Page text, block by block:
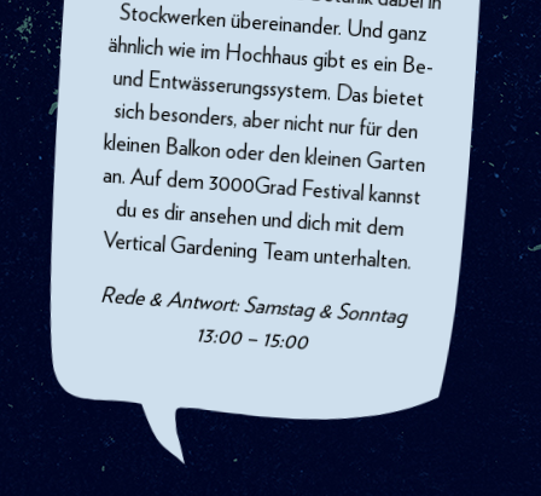
Vertical Gardening Team unterhalten.
Rede & Antwort: Samstag & Sonntag
13:00 – 15:00